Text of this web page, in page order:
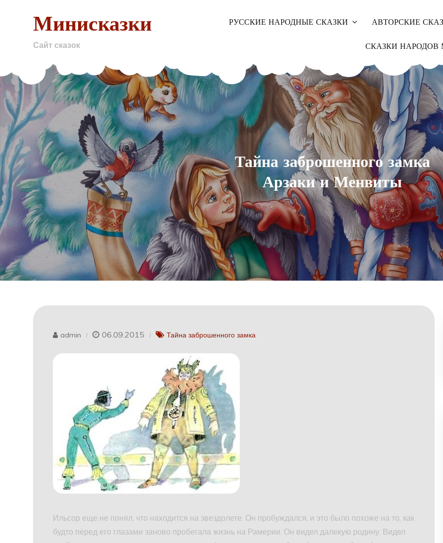
Минисказки
Сайт сказок
РУССКИЕ НАРОДНЫЕ СКАЗКИ АВТОРСКИЕ
СКАЗКИ НАРОДОВ
Тайна заброшенного замка
Арзаки и Менвиты
admin 06.09.2015 Тайна заброшенного замка
Ильсор еще не понял, что находится на звездолете. Он пробуждался, и это было похоже на то, как
будто перед его глазами заново пробегала жизнь на Рамерии. Он видел далекую родину. Видел